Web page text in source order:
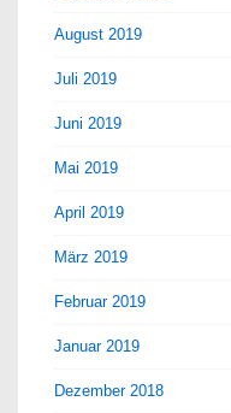
August 2019
Juli 2019
Juni 2019
Mai 2019
April 2019
März 2019
Februar 2019
Januar 2019
Dezember 2018